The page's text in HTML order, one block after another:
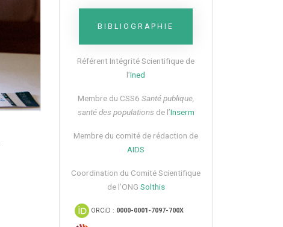
BIBLIOGRAPHIE
Référent Intégrité Scientifique de
l’Ined
Membre du CSS6​ Santé publique,
santé des populations de l’Inserm
Membre du comité de rédaction de
AIDS
Coordination du Comité Scientifique
de l’ONG Solthis
ORCiD : 0000-0001-7097-700X